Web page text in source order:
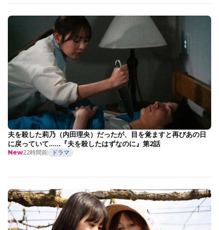
夫を殺した莉乃（内田理央）だったが、目を覚ますと再びあの日
に戻っていて……『夫を殺したはずなのに』第2話
New22時間前 ドラマ